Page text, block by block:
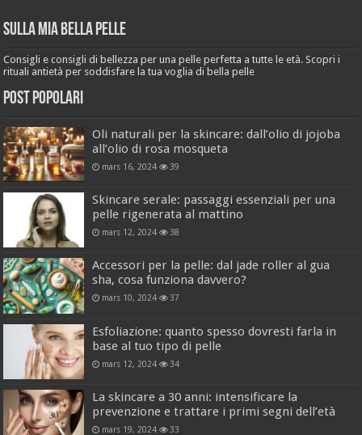
Sulla mia bella pelle
Consigli e consigli di bellezza per una pelle perfetta a tutte le età. Scopri i
rituali antietà per soddisfare la tua voglia di bella pelle
Post popolari
Oli naturali per la skincare: dall’olio di jojoba
all’olio di rosa mosqueta
mars 16, 2024 39
Skincare serale: passaggi essenziali per una
pelle rigenerata al mattino
mars 12, 2024 38
Accessori per la pelle: dal jade roller al gua
sha, cosa funziona davvero?
mars 10, 2024 37
Esfoliazione: quanto spesso dovresti farla in
base al tuo tipo di pelle
mars 12, 2024 34
La skincare a 30 anni: intensificare la
prevenzione e trattare i primi segni dell’età
mars 19, 2024 33